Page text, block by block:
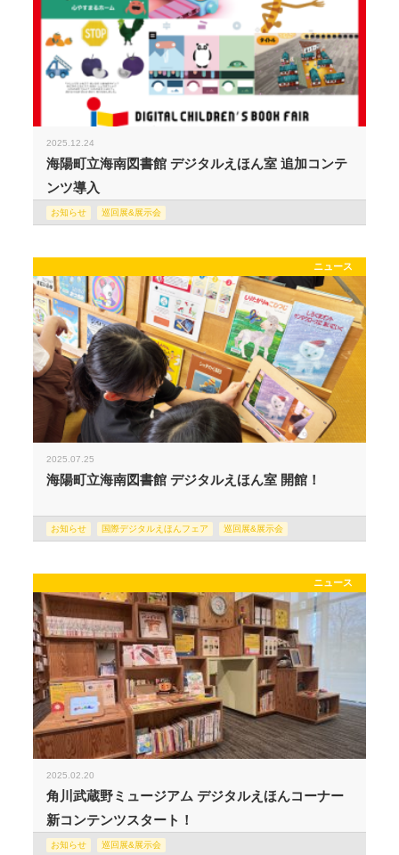
2025.12.24
海陽町立海南図書館 デジタルえほん室 追加コンテ
ンツ導入
お知らせ 巡回展&展示会
ニュース
2025.07.25
海陽町立海南図書館 デジタルえほん室 開館！
お知らせ 国際デジタルえほんフェア 巡回展&展示会
ニュース
2025.02.20
角川武蔵野ミュージアム デジタルえほんコーナー
新コンテンツスタート！
お知らせ 巡回展&展示会